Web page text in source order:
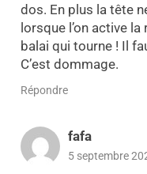
dos. En plus la tête
lorsque l’on active
balai qui tourne ! Il
C’est dommage.
Répondre
fafa
5 septembre